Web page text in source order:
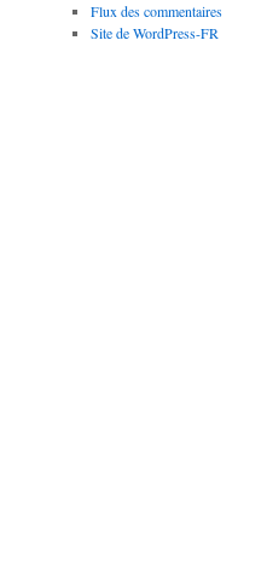
Flux des commentaires
Site de WordPress-FR